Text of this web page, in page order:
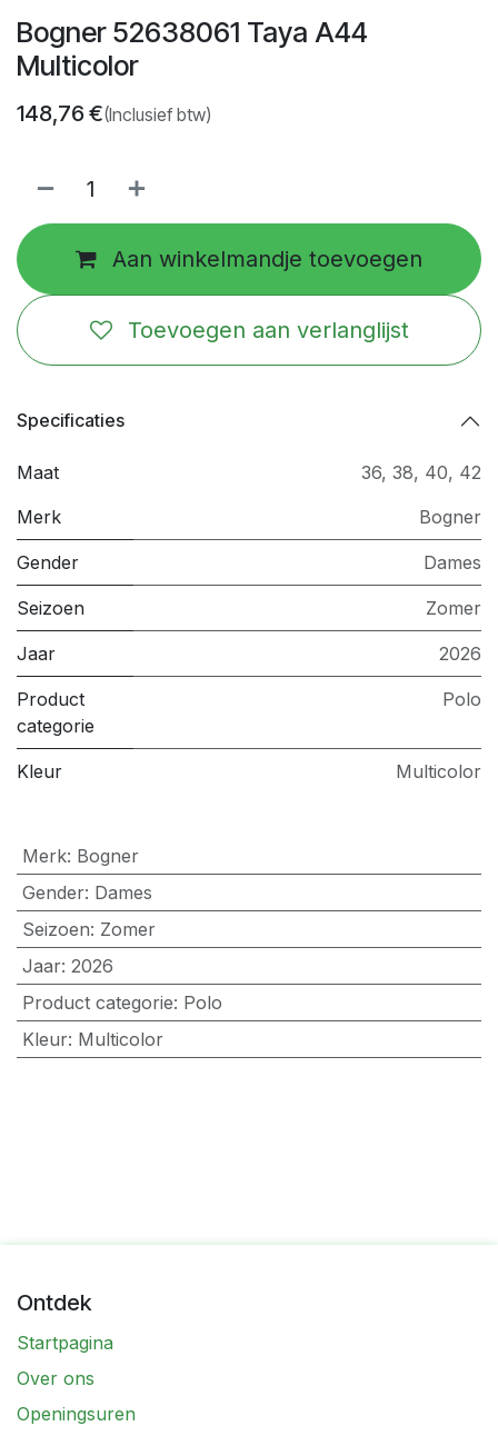
Bogner 52638061 Taya A44
Multicolor
148,76 €(Inclusief btw)
Aan winkelmandje toevoegen
Toevoegen aan verlanglijst
Specificaties
Maat 36, 38, 40, 42
Merk
Bogner
Gender Dames
Seizoen Zomer
Jaar 2026
Product
categorie
Polo
Kleur Multicolor
Merk: Bogner
Gender: Dames
Seizoen: Zomer
Jaar: 2026
Product categorie: Polo
Kleur: Multicolor
Ontdek
Startpagina
Over ons
Openingsuren